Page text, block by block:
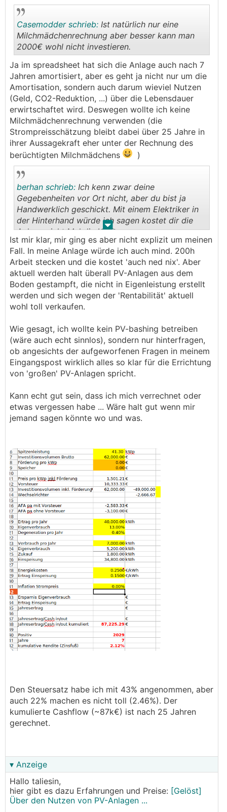
..
Casemodder schrieb: Ist natürlich nur eine
Milchmädchenrechnung aber besser kann man
2000€ wohl nicht investieren.
Ja im spreadsheet hat sich die Anlage auch nach 7
Jahren amortisiert, aber es geht ja nicht nur um die
Amortisation, sondern auch darum wieviel Nutzen
(Geld, CO2-Reduktion, ...) über die Lebensdauer
erwirtschaftet wird. Deswegen wollte ich keine
Milchmädchenrechnung verwenden (die
Strompreisschätzung bleibt dabei über 25 Jahre in
ihrer Aussagekraft eher unter der Rechnung des
berüchtigten Milchmädchens
)
. .
berhan schrieb: Ich kenn zwar deine
Gegebenheiten vor Ort nicht, aber du bist ja
Handwerklich geschickt. Mit einem Elektriker in
der Hinterhand würde ich sagen kostet dir die
Anlage nicht Mal die Hälfte.
Ist mir klar, mir ging es aber nicht explizit um meinen
Fall. In meine Anlage würde ich auch mind. 200h
Arbeit stecken und die kostet 'auch ned nix'. Aber
aktuell werden halt überall PV-Anlagen aus dem
Boden gestampft, die nicht in Eigenleistung erstellt
werden und sich wegen der 'Rentabilität' aktuell
wohl toll verkaufen.
Wie gesagt, ich wollte kein PV-bashing betreiben
(wäre auch echt sinnlos), sondern nur hinterfragen,
ob angesichts der aufgeworfenen Fragen in meinem
Eingangspost wirklich alles so klar für die Errichtung
von 'großen' PV-Anlagen spricht.
Kann echt gut sein, dass ich mich verrechnet oder
etwas vergessen habe ... Wäre halt gut wenn mir
jemand sagen könnte wo und was.
Den Steuersatz habe ich mit 43% angenommen, aber
auch 22% machen es nicht toll (2.46%). Der
kumulierte Cashflow (~87k€) ist nach 25 Jahren
gerechnet.
▾ Anzeige
Hallo taliesin,
hier gibt es dazu Erfahrungen und Preise: [Gelöst]
Über den Nutzen von PV-Anlagen ...